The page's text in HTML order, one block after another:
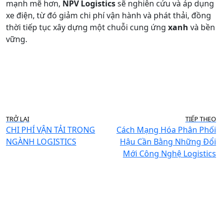
mạnh mẽ hơn, NPV Logisticssẽ nghiên cứu và áp dụng
xe điện, từ đó giảm chi phí vận hành và phát thải, đồng
thời tiếp tục xây dựng một chuỗi cung ứng xanh và bền
vững.
TRỞ LẠI
CHI PHÍ VẬN TẢI TRONG
NGÀNH LOGISTICS
TIẾP THEO
Cách Mạng Hóa Phân Phối
Hậu Cần Bằng Những Đổi
Mới Công Nghệ Logistics